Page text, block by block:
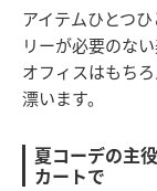
アイテムひとつ
リーが必要のな
オフィスはもち
漂います。
夏コーデの主
カートで